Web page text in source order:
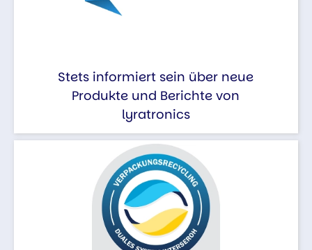
Stets informiert sein über neue
Produkte und Berichte von
lyratronics